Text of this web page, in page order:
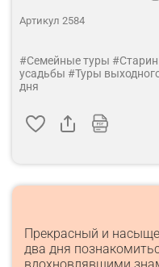
Артикул 2584
#Семейные туры
усадьбы #Туры
дня
Прекрасный и
два дня
вдохновлявшими